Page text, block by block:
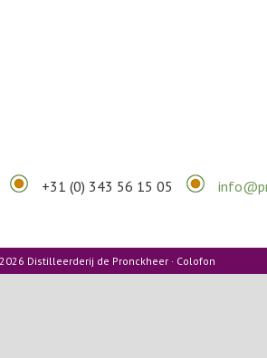
+31 (0) 343 56 15 05
Distilleerderij de Pronckheer · Colofon